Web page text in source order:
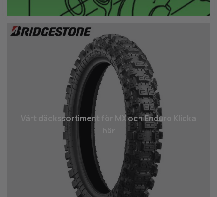
Vårt däcks­sortiment för MX och Enduro Klicka